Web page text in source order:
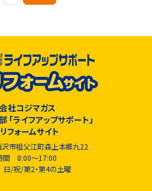
社コジマガス
「ライフアップサポート」
フォームサイト
市祖父江町森上本郷九22
間 8:00～17:00
/祝/第2・第4の土曜